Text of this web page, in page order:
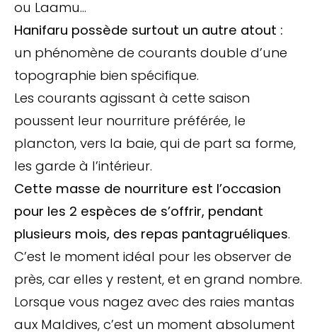
ou Laamu…
Hanifaru possède surtout un autre atout :
un phénomène de courants double d’une
topographie bien spécifique.
Les courants agissant à cette saison
poussent leur nourriture préférée, le
plancton, vers la baie, qui de part sa forme,
les garde à l’intérieur.
Cette masse de nourriture est l’occasion
pour les 2 espèces de s’offrir, pendant
plusieurs mois, des repas pantagruéliques.
C’est le moment idéal pour les observer de
près, car elles y restent, et en grand nombre.
Lorsque vous nagez avec des raies mantas
aux Maldives, c’est un moment absolument